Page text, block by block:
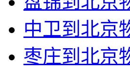
中卫到北京
枣庄到北京